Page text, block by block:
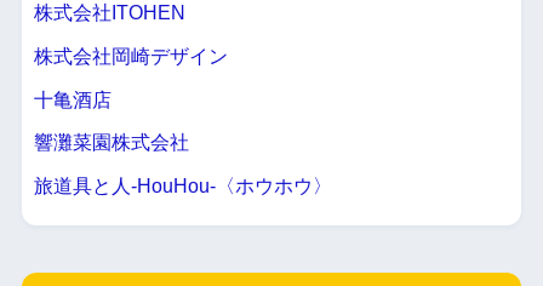
株式会社ITOHEN
株式会社岡崎デザイン
十亀酒店
響灘菜園株式会社
旅道具と人-HouHou-〈ホウホウ〉